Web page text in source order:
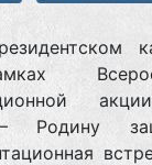
Родину